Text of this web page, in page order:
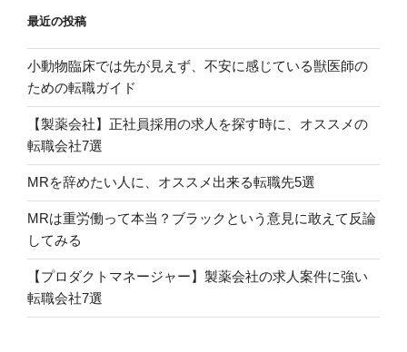
最近の投稿
小動物臨床では先が見えず、不安に感じている獣医師の
ための転職ガイド
【製薬会社】正社員採用の求人を探す時に、オススメの
転職会社7選
MRを辞めたい人に、オススメ出来る転職先5選
MRは重労働って本当？ブラックという意見に敢えて反論
してみる
【プロダクトマネージャー】製薬会社の求人案件に強い
転職会社7選